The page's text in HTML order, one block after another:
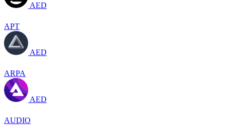
AED
APT
AED
ARPA
AED
AUDIO